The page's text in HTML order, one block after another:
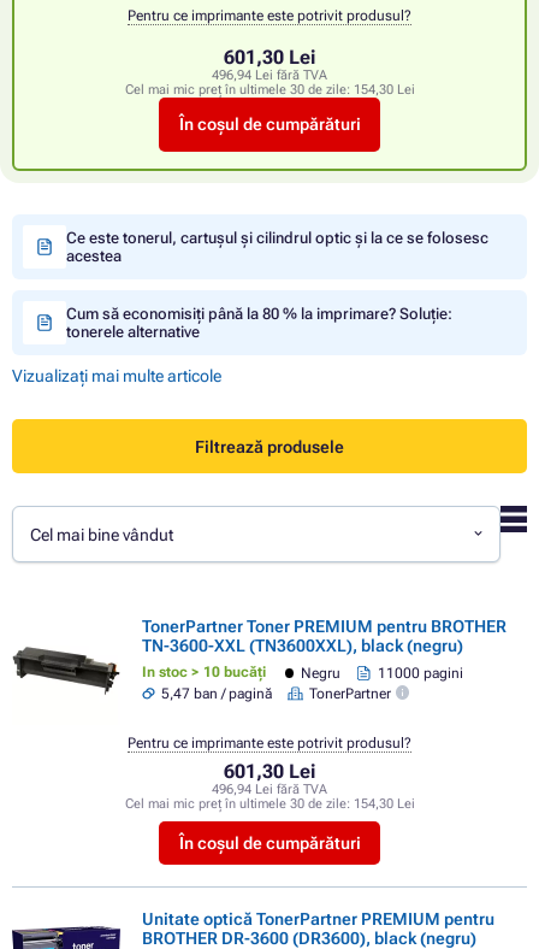
Pentru ce imprimante este potrivit produsul?
601,30 Lei
496,94 Lei fără TVA
Cel mai mic preț în ultimele 30 de zile: 154,30 Lei
În coșul de cumpărături
Ce este tonerul, cartușul și cilindrul optic și la ce se folosesc
acestea
Cum să economisiți până la 80 % la imprimare? Soluție:
tonerele alternative
Vizualizați mai multe articole
Filtrează produsele
Cel mai bine vândut
TonerPartner Toner PREMIUM pentru BROTHER
TN-3600-XXL (TN3600XXL), black (negru)
In stoc > 10 bucăți Negru
11000 pagini
5,47 ban / pagină
TonerPartner
601,30 Lei
496,94 Lei fără TVA
Cel mai mic preț în ultimele 30 de zile: 154,30 Lei
În coșul de cumpărături
Pentru ce imprimante este potrivit produsul?
Unitate optică TonerPartner PREMIUM pentru
BROTHER DR-3600 (DR3600), black (negru)